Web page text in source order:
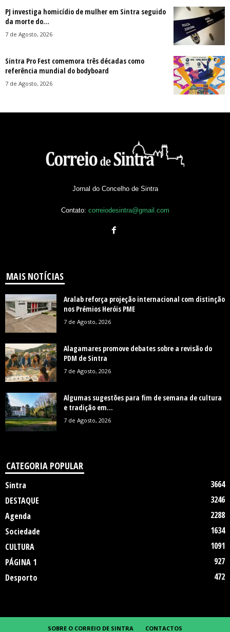
PJ investiga homicídio de mulher em Sintra seguido
da morte do...
7 de Agosto, 2026
Sintra Pro Fest comemora três décadas como
referência mundial do bodyboard
7 de Agosto, 2026
Jornal do Concelho de Sintra
Contato: correiodesintra@gmail.com
MAIS NOTÍCIAS
Aralab reforça projeção internacional com distinção
nos Prémios Heróis PME
7 de Agosto, 2026
Alagamares promove debates sobre a revisão do
PDM de Sintra
7 de Agosto, 2026
Algumas sugestões para fim de semana de cultura
e tradição em...
7 de Agosto, 2026
CATEGORIA POPULAR
Sintra
3664
DESTAQUE
3246
Agenda
2288
Sociedade
1634
CULTURA
1091
PÁGINA 1
927
Desporto
472
SOBRE O CORREIO DE SINTRA CONTACTOS